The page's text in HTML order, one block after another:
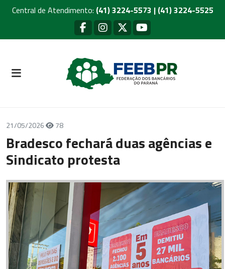
Central de Atendimento: (41) 3224-5573 | (41) 3224-5525
21/05/2026 78
Bradesco fechará duas agências e
Sindicato protesta